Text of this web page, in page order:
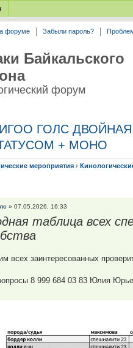
форуме Забыли пароль?
Байкальского
форум
ИГОО ГОЛС
+ МОНО
мероприятия ›
» 07.05.2026, 16:33
таблица всех
всех заинтересованных
8 999 684 03 83 Юлия